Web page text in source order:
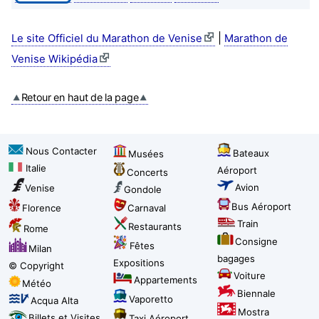
Le site Officiel du Marathon de Venise
Marathon de
Venise Wikipédia
Retour en haut de la page
Nous Contacter
Italie
Venise
Florence
Rome
Milan
© Copyright
Météo
Acqua Alta
Musées
Concerts
Gondole
Carnaval
Restaurants
Fêtes
Expositions
Appartements
Vaporetto
Bateaux
Aéroport
Avion
Bus Aéroport
Train
Consigne
bagages
Voiture
Biennale
Mostra